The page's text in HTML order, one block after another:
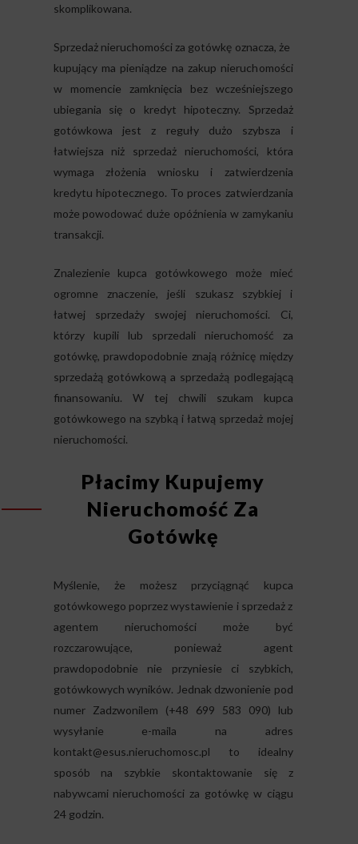
skomplikowana.
Sprzedaż nieruchomości za gotówkę oznacza, że ​​
kupujący ma pieniądze na zakup nieruchomości
w momencie zamknięcia bez wcześniejszego
ubiegania się o kredyt hipoteczny. Sprzedaż
gotówkowa jest z reguły dużo szybsza i
łatwiejsza niż sprzedaż nieruchomości, która
wymaga złożenia wniosku i zatwierdzenia
kredytu hipotecznego. To proces zatwierdzania
może powodować duże opóźnienia w zamykaniu
transakcji.
Znalezienie kupca gotówkowego może mieć
ogromne znaczenie, jeśli szukasz szybkiej i
łatwej sprzedaży swojej nieruchomości. Ci,
którzy kupili lub sprzedali nieruchomość za
gotówkę, prawdopodobnie znają różnicę między
sprzedażą gotówkową a sprzedażą podlegającą
finansowaniu. W tej chwili szukam kupca
gotówkowego na szybką i łatwą sprzedaż mojej
nieruchomości.
Płacimy Kupujemy
Nieruchomość Za
Gotówkę
Myślenie, że możesz przyciągnąć kupca
gotówkowego poprzez wystawienie i sprzedaż z
agentem nieruchomości może być
rozczarowujące, ponieważ agent
prawdopodobnie nie przyniesie ci szybkich,
gotówkowych wyników. Jednak dzwonienie pod
numer Zadzwonilem (+48 699 583 090) lub
wysyłanie e-maila na adres
kontakt@esus.nieruchomosc.pl to idealny
sposób na szybkie skontaktowanie się z
nabywcami nieruchomości za gotówkę w ciągu
24 godzin.